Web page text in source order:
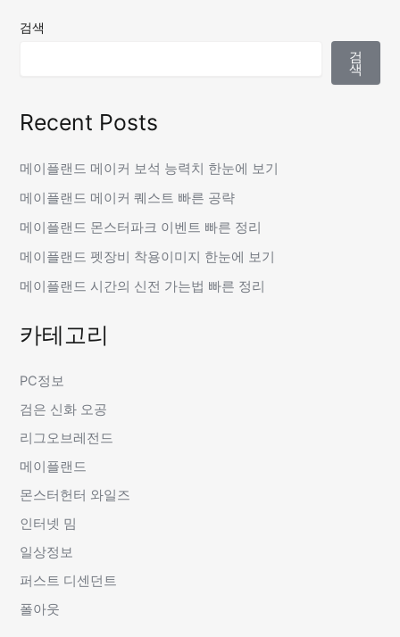
검색
검
색
Recent Posts
메이플랜드 메이커 보석 능력치 한눈에 보기
메이플랜드 메이커 퀘스트 빠른 공략
메이플랜드 몬스터파크 이벤트 빠른 정리
메이플랜드 펫장비 착용이미지 한눈에 보기
메이플랜드 시간의 신전 가는법 빠른 정리
카테고리
PC정보
검은 신화 오공
리그오브레전드
메이플랜드
몬스터헌터 와일즈
인터넷 밈
일상정보
퍼스트 디센던트
폴아웃